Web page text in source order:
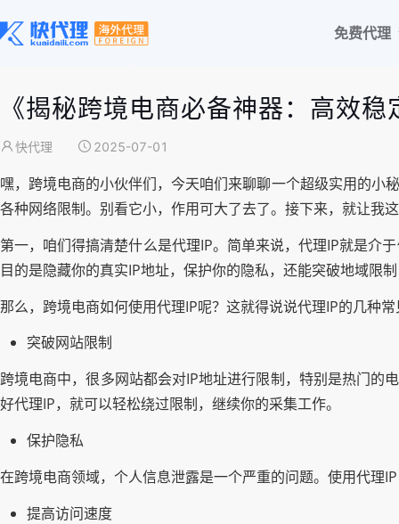
免费代理
《揭秘跨境电商必备神器：高效
快代理 2025-07-01
嘿，跨境电商的小伙伴们，今天咱们来聊聊一个超级实用的
各种网络限制。别看它小，作用可大了去了。接下来，就让我
第一，咱们得搞清楚什么是代理IP。简单来说，代理IP就是介
目的是隐藏你的真实IP地址，保护你的隐私，还能突破地域限
那么，跨境电商如何使用代理IP呢？这就得说说代理IP的几种
突破网站限制
跨境电商中，很多网站都会对IP地址进行限制，特别是热门的
好代理IP，就可以轻松绕过限制，继续你的采集工作。
保护隐私
在跨境电商领域，个人信息泄露是一个严重的问题。使用代理
提高访问速度